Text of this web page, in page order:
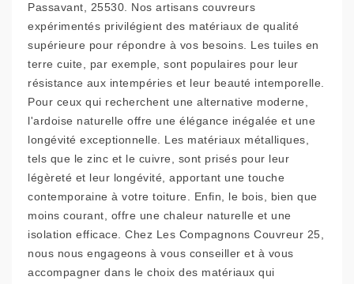
Passavant, 25530. Nos artisans couvreurs
expérimentés privilégient des matériaux de qualité
supérieure pour répondre à vos besoins. Les tuiles en
terre cuite, par exemple, sont populaires pour leur
résistance aux intempéries et leur beauté intemporelle.
Pour ceux qui recherchent une alternative moderne,
l'ardoise naturelle offre une élégance inégalée et une
longévité exceptionnelle. Les matériaux métalliques,
tels que le zinc et le cuivre, sont prisés pour leur
légèreté et leur longévité, apportant une touche
contemporaine à votre toiture. Enfin, le bois, bien que
moins courant, offre une chaleur naturelle et une
isolation efficace. Chez Les Compagnons Couvreur 25,
nous nous engageons à vous conseiller et à vous
accompagner dans le choix des matériaux qui